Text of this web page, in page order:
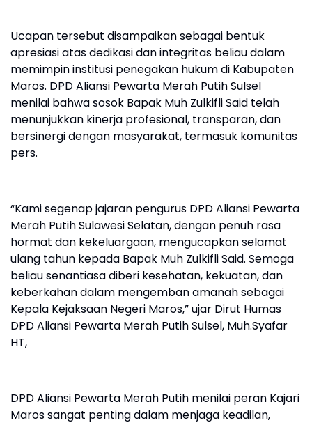
Ucapan tersebut disampaikan sebagai bentuk
apresiasi atas dedikasi dan integritas beliau dalam
memimpin institusi penegakan hukum di Kabupaten
Maros. DPD Aliansi Pewarta Merah Putih Sulsel
menilai bahwa sosok Bapak Muh Zulkifli Said telah
menunjukkan kinerja profesional, transparan, dan
bersinergi dengan masyarakat, termasuk komunitas
pers.
“Kami segenap jajaran pengurus DPD Aliansi Pewarta
Merah Putih Sulawesi Selatan, dengan penuh rasa
hormat dan kekeluargaan, mengucapkan selamat
ulang tahun kepada Bapak Muh Zulkifli Said. Semoga
beliau senantiasa diberi kesehatan, kekuatan, dan
keberkahan dalam mengemban amanah sebagai
Kepala Kejaksaan Negeri Maros,” ujar Dirut Humas
DPD Aliansi Pewarta Merah Putih Sulsel, Muh.Syafar
HT,
DPD Aliansi Pewarta Merah Putih menilai peran Kajari
Maros sangat penting dalam menjaga keadilan,